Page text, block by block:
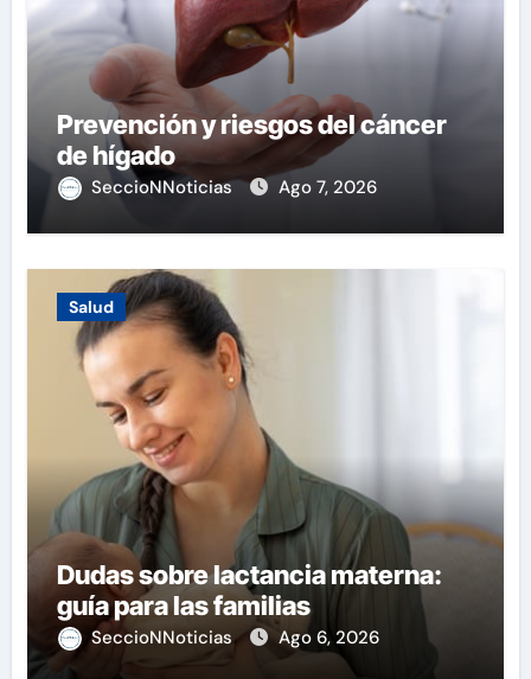
Prevención y riesgos del cáncer
de hígado
SeccioNNoticias Ago 7, 2026
Salud
Dudas sobre lactancia materna:
guía para las familias
SeccioNNoticias Ago 6, 2026